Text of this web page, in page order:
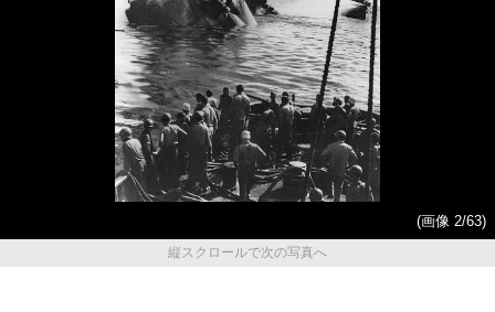
(画像 2/63)
縦スクロールで次の写真へ